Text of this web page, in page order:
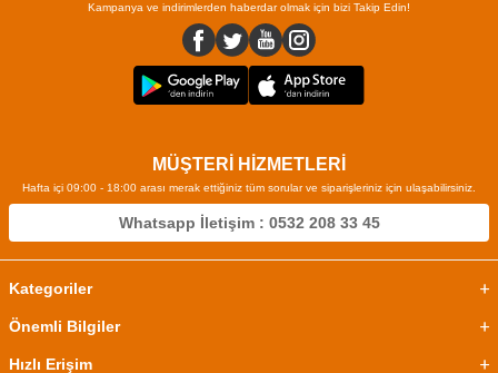
Kampanya ve indirimlerden haberdar olmak için bizi Takip Edin!
MÜŞTERİ HİZMETLERİ
Hafta içi 09:00 - 18:00 arası merak ettiğiniz tüm sorular ve siparişleriniz için ulaşabilirsiniz.
Whatsapp İletişim : 0532 208 33 45
Kategoriler
Önemli Bilgiler
Hızlı Erişim